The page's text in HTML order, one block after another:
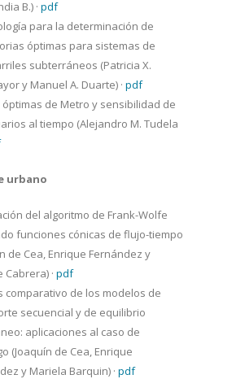
B.) · pdf
para la determinación de
óptimas para sistemas de
subterráneos (Patricia X.
y Manuel A. Duarte) · pdf
de Metro y sensibilidad de
al tiempo (Alejandro M. Tudela
urbano
del algoritmo de Frank-Wolfe
funciones cónicas de flujo-tiempo
de Cea, Enrique Fernández y
Cabrera) · pdf
comparativo de los modelos de
secuencial y de equilibrio
aplicaciones al caso de
(Joaquín de Cea, Enrique
y Mariela Barquin) · pdf